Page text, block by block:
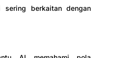
sering berkaitan dengan